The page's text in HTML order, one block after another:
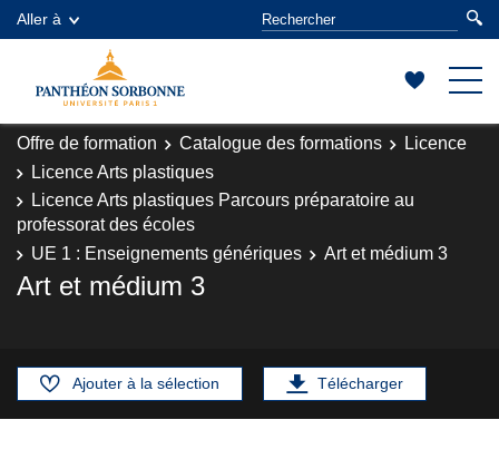
Aller à
Offre de formation Catalogue des formations
Licence
Licence Arts plastiques
Licence Arts plastiques Parcours préparatoire au
professorat des écoles
UE 1 : Enseignements génériques
Art et médium 3
Art et médium 3
Ajouter à la sélection Télécharger